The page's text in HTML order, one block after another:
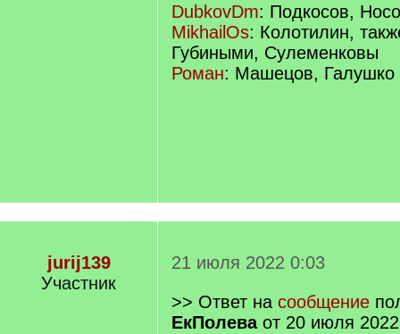
DubkovDm: Подкосов,
MikhailOs: Колотилин,
Губиными, Сулеменковы
Роман: Машецов, Галушко
jurij139
Участник
21 июля 2022 0:03
>> Ответ на сообщение
ЕкПолеваот 20 июля